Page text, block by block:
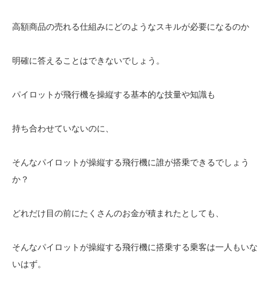
高額商品の売れる仕組みにどのようなスキルが必要になるのか
明確に答えることはできないでしょう。
パイロットが飛行機を操縦する基本的な技量や知識も
持ち合わせていないのに、
そんなパイロットが操縦する飛行機に誰が搭乗できるでしょう
か？
どれだけ目の前にたくさんのお金が積まれたとしても、
そんなパイロットが操縦する飛行機に搭乗する乗客は一人もいな
いはず。